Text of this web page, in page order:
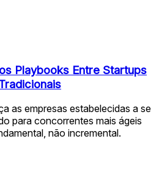
Playbooks Entre Startups
as empresas estabelecidas a se
para concorrentes mais ágeis
não incremental.